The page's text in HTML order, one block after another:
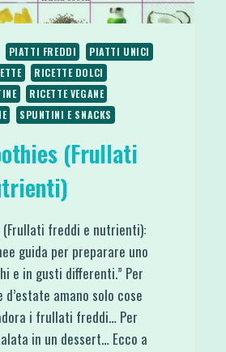
PIATTI FREDDI
PIATTI UNICI
RICETTE DOLCI
RICETTE VEGANE
SPUNTINI E SNACKS
(Frullati
(Frullati freddi e nutrienti):
guida per preparare uno
e in gusti differenti.” Per
amano solo cose
i frullati freddi… Per
in un dessert… Ecco a